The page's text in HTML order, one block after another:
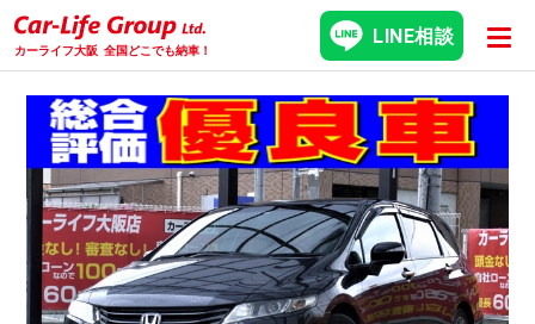
カーライフ大阪 全国どこでも納車！
LINE相談